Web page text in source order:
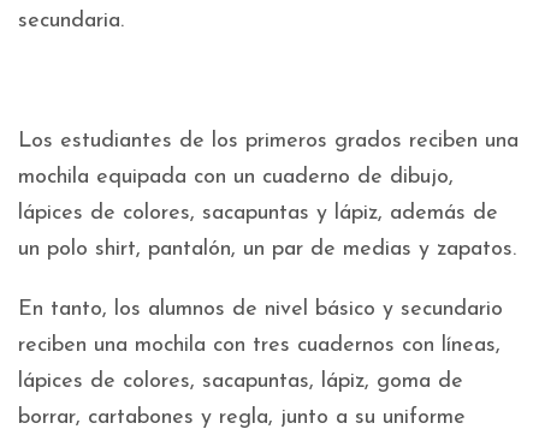
secundaria.
Los estudiantes de los primeros grados reciben una
mochila equipada con un cuaderno de dibujo,
lápices de colores, sacapuntas y lápiz, además de
un polo shirt, pantalón, un par de medias y zapatos.
En tanto, los alumnos de nivel básico y secundario
reciben una mochila con tres cuadernos con líneas,
lápices de colores, sacapuntas, lápiz, goma de
borrar, cartabones y regla, junto a su uniforme